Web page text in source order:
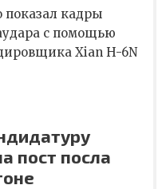
показал кадры
с помощью
Xian H-6N
пост посла